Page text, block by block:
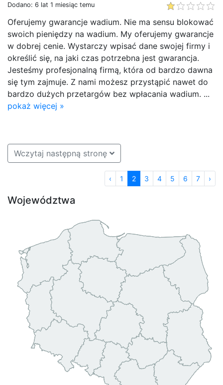
Dodano: 6 lat 1 miesiąc temu
Oferujemy gwarancje wadium. Nie ma sensu blokować
swoich pieniędzy na wadium. My oferujemy gwarancje
w dobrej cenie. Wystarczy wpisać dane swojej firmy i
określić się, na jaki czas potrzebna jest gwarancja.
Jesteśmy profesjonalną firmą, która od bardzo dawna
się tym zajmuje. Z nami możesz przystąpić nawet do
bardzo dużych przetargów bez wpłacania wadium. ...
pokaż więcej »
Wczytaj następną stronę
‹ 1 2 3 4 5 6 7 ›
Województwa